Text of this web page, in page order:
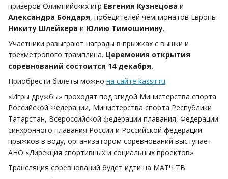
призеров Олимпийских игр Евгения Кузнецова и
Александра Бондаря, победителей чемпионатов Европы
Никиту Шлейхера и Юлию Тимошинину.
Участники разыграют награды в прыжках с вышки и
трехметрового трамплина. Церемония открытия
соревнований состоится 14 декабря.
Приобрести билеты можно на сайте kassir.ru
«Игры дружбы» проходят под эгидой Министерства спорта
Российской Федерации, Министерства спорта Республики
Татарстан, Всероссийской федерации плавания, Федерации
синхронного плавания России и Российской федерации
прыжков в воду, организатором соревнований выступает
АНО «Дирекция спортивных и социальных проектов».
Трансляция соревнований будет идти на МАТЧ ТВ.